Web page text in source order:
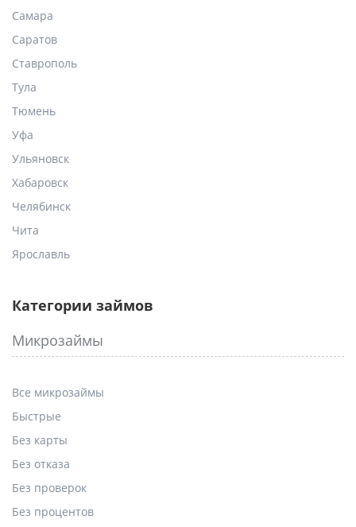
Самара
Саратов
Ставрополь
Тула
Тюмень
Уфа
Ульяновск
Хабаровск
Челябинск
Чита
Ярославль
Категории займов
Микрозаймы
Все микрозаймы
Быстрые
Без карты
Без отказа
Без проверок
Без процентов